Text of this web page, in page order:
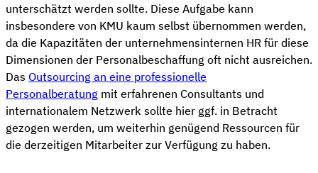
unterschätzt werden sollte. Diese Aufgabe kann
insbesondere von KMU kaum selbst übernommen werden,
da die Kapazitäten der unternehmensinternen HR für diese
Dimensionen der Personalbeschaffung oft nicht ausreichen.
Das Outsourcing an eine professionelle
Personalberatung mit erfahrenen Consultants und
internationalem Netzwerk sollte hier ggf. in Betracht
gezogen werden, um weiterhin genügend Ressourcen für
die derzeitigen Mitarbeiter zur Verfügung zu haben.